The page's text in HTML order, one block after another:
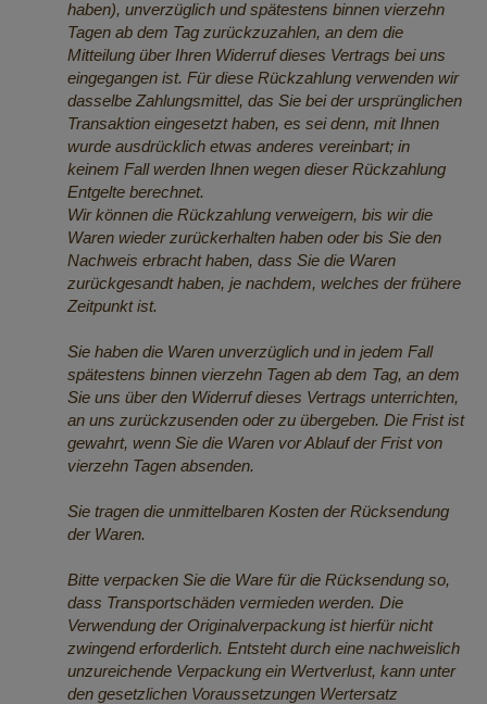
haben), unverzüglich und spätestens binnen vierzehn
Tagen ab dem Tag zurückzuzahlen, an dem die
Mitteilung über Ihren Widerruf dieses Vertrags bei uns
eingegangen ist. Für diese Rückzahlung verwenden wir
dasselbe Zahlungsmittel, das Sie bei der ursprünglichen
Transaktion eingesetzt haben, es sei denn, mit Ihnen
wurde ausdrücklich etwas anderes vereinbart; in
keinem Fall werden Ihnen wegen dieser Rückzahlung
Entgelte berechnet.
Wir können die Rückzahlung verweigern, bis wir die
Waren wieder zurückerhalten haben oder bis Sie den
Nachweis erbracht haben, dass Sie die Waren
zurückgesandt haben, je nachdem, welches der frühere
Zeitpunkt ist.
Sie haben die Waren unverzüglich und in jedem Fall
spätestens binnen vierzehn Tagen ab dem Tag, an dem
Sie uns über den Widerruf dieses Vertrags unterrichten,
an uns zurückzusenden oder zu übergeben. Die Frist ist
gewahrt, wenn Sie die Waren vor Ablauf der Frist von
vierzehn Tagen absenden.
Sie tragen die unmittelbaren Kosten der Rücksendung
der Waren.
Bitte verpacken Sie die Ware für die Rücksendung so,
dass Transportschäden vermieden werden. Die
Verwendung der Originalverpackung ist hierfür nicht
zwingend erforderlich. Entsteht durch eine nachweislich
unzureichende Verpackung ein Wertverlust, kann unter
den gesetzlichen Voraussetzungen Wertersatz